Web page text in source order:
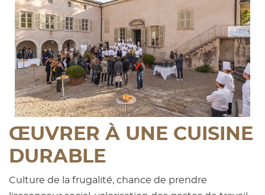
ŒUVRER À UNE CUISINE
DURABLE
Culture de la frugalité, chance de prendre